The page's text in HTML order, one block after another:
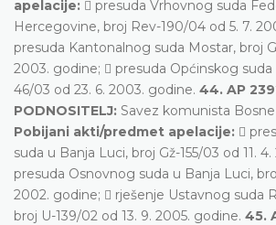
apelacije:  presuda Vrhovnog suda
Hercegovine, broj Rev-190/04 od 5. 7.
presuda Kantonalnog suda Mostar, broj
2003. godine;  presuda Općinskog
46/03 od 23. 6. 2003. godine. 44. AP
PODNOSITELJ: Savez komunista
Pobijani akti/predmet apelacije: 
suda u Banja Luci, broj Gž-155/03 od 11.
presuda Osnovnog suda u Banja Luci,
2002. godine;  rješenje Ustavnog suda
broj U-139/02 od 13. 9. 2005. godine. 45.